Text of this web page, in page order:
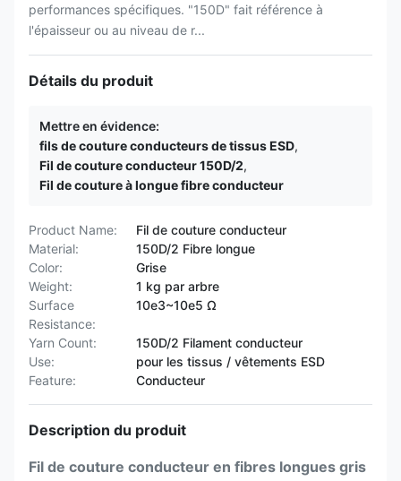
performances spécifiques. "150D" fait référence à
l'épaisseur ou au niveau de r...
Détails du produit
Mettre en évidence:
fils de couture conducteurs de tissus ESD,
Fil de couture conducteur 150D/2,
Fil de couture à longue fibre conducteur
Product Name:
Fil de couture conducteur
Material:
150D/2 Fibre longue
Color:
Grise
Weight:
1 kg par arbre
Surface
Resistance:
10e3~10e5 Ω
Yarn Count:
150D/2 Filament conducteur
Use:
pour les tissus / vêtements ESD
Feature:
Conducteur
Description du produit
Fil de couture conducteur en fibres longues gris